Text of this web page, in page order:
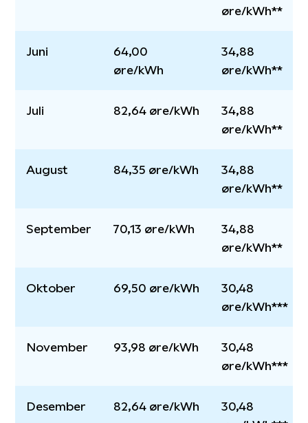
øre/kWh**
Juni
64,00
øre/kWh
34,88
øre/kWh**
Juli 82,64 øre/kWh
34,88
øre/kWh**
August 84,35 øre/kWh
34,88
øre/kWh**
September 70,13 øre/kWh
34,88
øre/kWh**
Oktober 69,50 øre/kWh
30,48
øre/kWh***
November 93,98 øre/kWh
30,48
øre/kWh***
Desember 82,64 øre/kWh
30,48